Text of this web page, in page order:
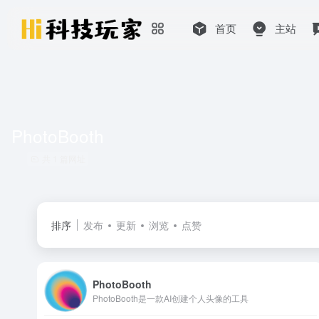
首页 主站
排序 发布 更新 浏览 点赞
PhotoBooth
PhotoBooth是一款AI创建个人头像的工具